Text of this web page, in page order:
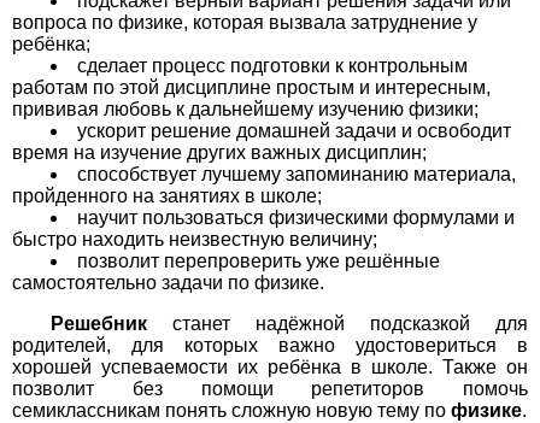
вопроса по физике, которая вызвала затруднение у
ребёнка;
сделает процесс подготовки к контрольным
работам по этой дисциплине простым и интересным,
прививая любовь к дальнейшему изучению физики;
ускорит решение домашней задачи и освободит
время на изучение других важных дисциплин;
способствует лучшему запоминанию материала,
пройденного на занятиях в школе;
научит пользоваться физическими формулами и
быстро находить неизвестную величину;
позволит перепроверить уже решённые
самостоятельно задачи по физике.
Решебник станет надёжной подсказкой для
родителей, для которых важно удостовериться в
хорошей успеваемости их ребёнка в школе. Также он
позволит без помощи репетиторов помочь
семиклассникам понять сложную новую тему по физике.